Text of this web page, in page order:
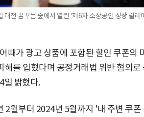
전 꿈꾸는 숲에서 열린 '제6차 소상공인 성장 릴레
때가 광고 상품에 포함된 할인 쿠폰의
를 입혔다며 공정거래법 위반 혐의로
일 밝혔다.
2월부터 2024년 5월까지 '내 주변 쿠폰